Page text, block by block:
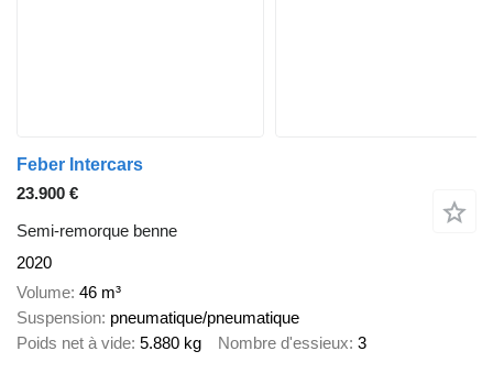
Feber Intercars
23.900 €
Semi-remorque benne
2020
Volume 46 m³
Suspension pneumatique/pneumatique
Poids net à vide 5.880 kg Nombre d'essieux 3